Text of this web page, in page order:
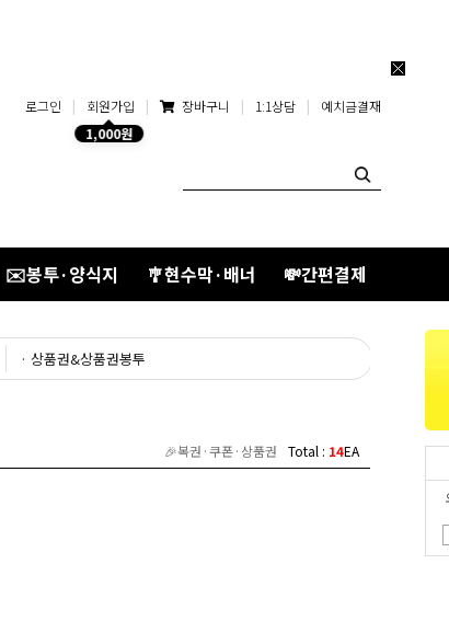
로그인 |
회원가입
1,000원
| 장바구니 | 1:1상담 | 예치금결재
✉️봉투·양식지 🎐현수막·배너 💸간편결제
· 상품권&상품권봉투
🎉복권·쿠폰·상품권 Total : 14EA